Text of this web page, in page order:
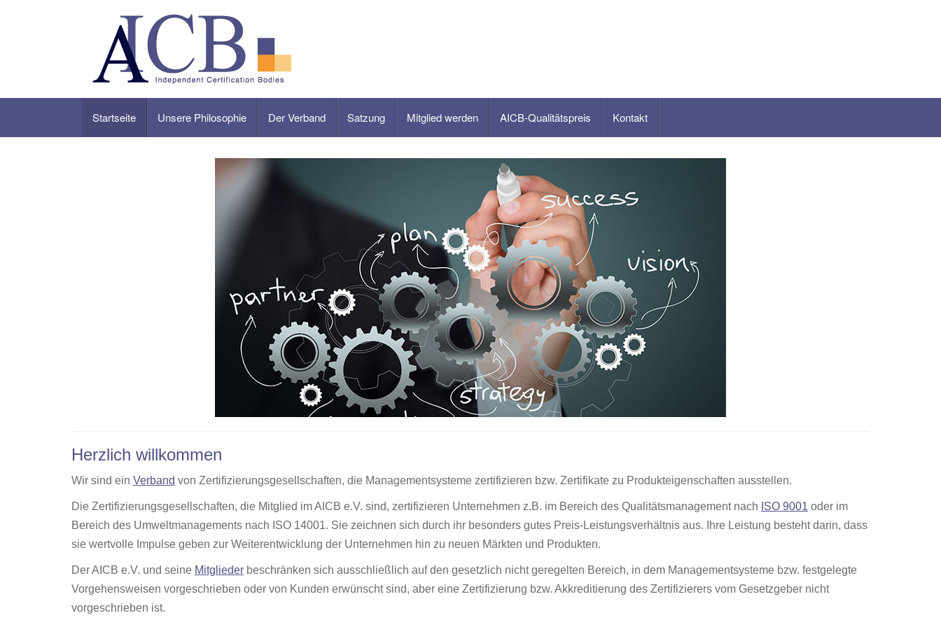
Startseite Unsere Philosophie Der Verband Satzung Mitglied werden AICB-Qualitätspreis Kontakt
Herzlich willkommen
Wir sind ein Verband von Zertifizierungsgesellschaften, die Managementsysteme zertifizieren bzw. Zertifikate zu Produkteigenschaften ausstellen.
Die Zertifizierungsgesellschaften, die Mitglied im AICB e.V. sind, zertifizieren Unternehmen z.B. im Bereich des Qualitätsmanagement nach ISO 9001 oder im
Bereich des Umweltmanagements nach ISO 14001. Sie zeichnen sich durch ihr besonders gutes Preis-Leistungsverhältnis aus. Ihre Leistung besteht darin, dass
sie wertvolle Impulse geben zur Weiterentwicklung der Unternehmen hin zu neuen Märkten und Produkten.
Der AICB e.V. und seine Mitglieder beschränken sich ausschließlich auf den gesetzlich nicht geregelten Bereich, in dem Managementsysteme bzw. festgelegte
Vorgehensweisen vorgeschrieben oder von Kunden erwünscht sind, aber eine Zertifizierung bzw. Akkreditierung des Zertifizierers vom Gesetzgeber nicht
vorgeschrieben ist.